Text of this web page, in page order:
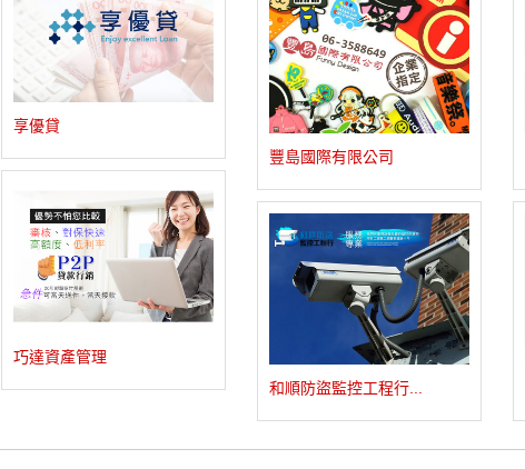
享優貸
豐島國際有限公司
巧達資產管理
和順防盜監控工程行...